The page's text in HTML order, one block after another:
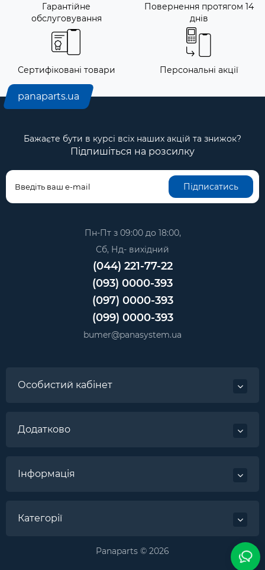
Гарантійне
обслуговування
Повернення протягом 14
днів
Сертифіковані товари Персональні акції
panaparts.ua
Бажаєте бути в курсі всіх наших акцій та знижок?
Підпишіться на розсилку
Підписатись
Пн-Пт з 09:00 до 18:00,
Сб, Нд- вихідний
(044) 221-77-22
(093) 0000-393
(097) 0000-393
(099) 0000-393
bumer@panasystem.ua
Особистий кабінет
Додатково
Інформація
Категорії
Panaparts © 2026